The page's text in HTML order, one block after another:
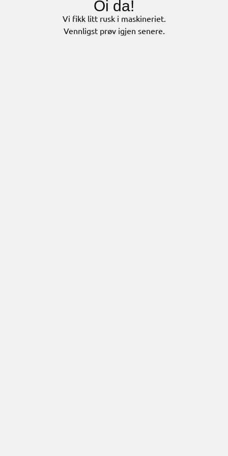
Oi da!
Vi fikk litt rusk i maskineriet.
Vennligst prøv igjen senere.